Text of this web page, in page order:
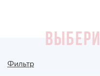
ВЫБЕРИ
Фильтр